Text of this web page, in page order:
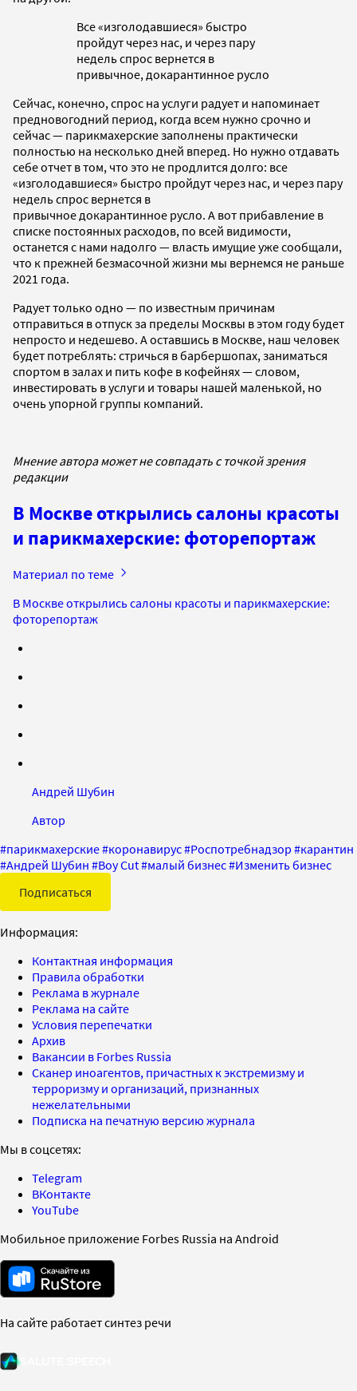
Все «изголодавшиеся» быстро
пройдут через нас, и через пару
недель спрос вернется в
привычное, докарантинное русло
Сейчас, конечно, спрос на услуги радует и напоминает
предновогодний период, когда всем нужно срочно и
сейчас — парикмахерские заполнены практически
полностью на несколько дней вперед. Но нужно отдавать
себе отчет в том, что это не продлится долго: все
«изголодавшиеся» быстро пройдут через нас, и через пару
недель спрос вернется в
привычное докарантинное русло. А вот прибавление в
списке постоянных расходов, по всей видимости,
останется с нами надолго — власть имущие уже сообщали,
что к прежней безмасочной жизни мы вернемся не раньше
2021 года.
Радует только одно — по известным причинам
отправиться в отпуск за пределы Москвы в этом году будет
непросто и недешево. А оставшись в Москве, наш человек
будет потреблять: стричься в барбершопах, заниматься
спортом в залах и пить кофе в кофейнях — словом,
инвестировать в услуги и товары нашей маленькой, но
очень упорной группы компаний.
Мнение автора может не совпадать с точкой зрения
редакции
В Москве открылись салоны красоты
и парикмахерские: фоторепортаж
Материал по теме
В Москве открылись салоны красоты и парикмахерские:
фоторепортаж
Андрей Шубин
Автор
#парикмахерские#коронавирус#Роспотребнадзор #карантин
#Андрей Шубин #Boy Cut#малый бизнес#Изменить бизнес
Подписаться
Информация:
Контактная информация
Правила обработки
Реклама в журнале
Реклама на сайте
Условия перепечатки
Архив
Вакансии в Forbes Russia
Сканер иноагентов, причастных к экстремизму и
терроризму и организаций, признанных
нежелательными
Подписка на печатную версию журнала
Мы в соцсетях:
Telegram
ВКонтакте
YouTube
Мобильное приложение Forbes Russia на Android
На сайте работает синтез речи